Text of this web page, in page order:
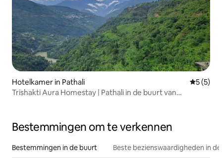
Hotelkamer in Pathali
5 (5)
Trishakti Aura Homestay | Pathali in de buurt van
Bestemmingen om te verkennen
Bestemmingen in de buurt Beste bezienswaardigheden in